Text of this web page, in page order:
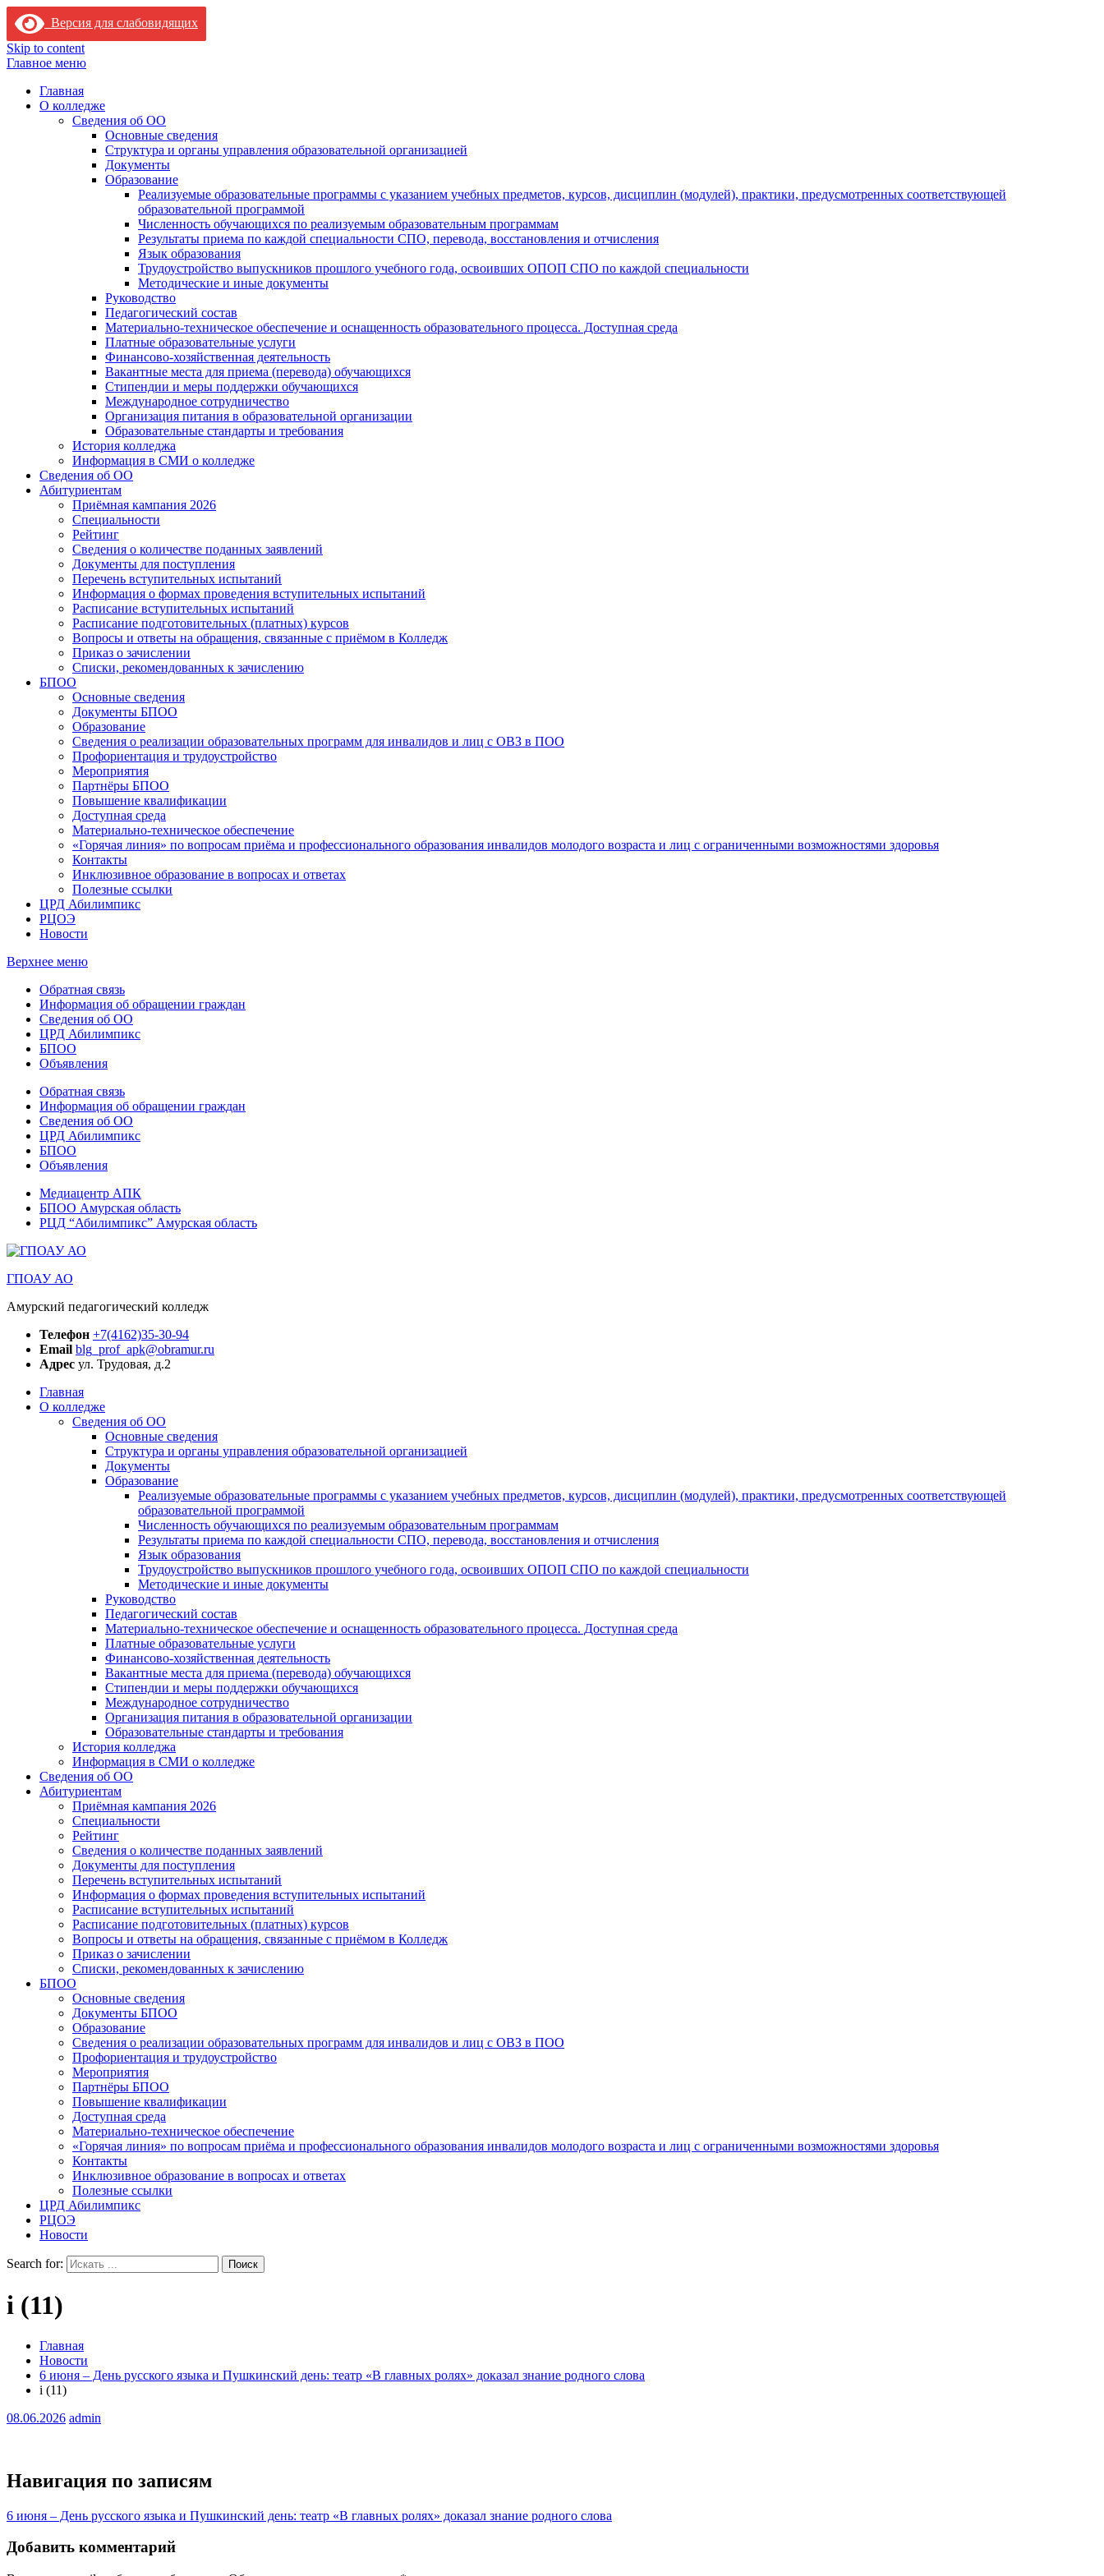
Версия для слабовидящих
Skip to content
Главное меню
Главная
О колледже
Сведения об ОО
Основные сведения
Структура и органы управления образовательной организацией
Документы
Образование
Реализуемые образовательные программы с указанием учебных предметов, курсов, дисциплин (модулей), практики, предусмотренных соответствующей
образовательной программой
Численность обучающихся по реализуемым образовательным программам
Результаты приема по каждой специальности СПО, перевода, восстановления и отчисления
Язык образования
Трудоустройство выпускников прошлого учебного года, освоивших ОПОП СПО по каждой специальности
Методические и иные документы
Руководство
Педагогический состав
Материально-техническое обеспечение и оснащенность образовательного процесса. Доступная среда
Платные образовательные услуги
Финансово-хозяйственная деятельность
Вакантные места для приема (перевода) обучающихся
Стипендии и меры поддержки обучающихся
Международное сотрудничество
Организация питания в образовательной организации
Образовательные стандарты и требования
История колледжа
Информация в СМИ о колледже
Сведения об ОО
Абитуриентам
Приёмная кампания 2026
Специальности
Рейтинг
Сведения о количестве поданных заявлений
Документы для поступления
Перечень вступительных испытаний
Информация о формах проведения вступительных испытаний
Расписание вступительных испытаний
Расписание подготовительных (платных) курсов
Вопросы и ответы на обращения, связанные с приёмом в Колледж
Приказ о зачислении
Списки, рекомендованных к зачислению
БПОО
Основные сведения
Документы БПОО
Образование
Сведения о реализации образовательных программ для инвалидов и лиц с ОВЗ в ПОО
Профориентация и трудоустройство
Мероприятия
Партнёры БПОО
Повышение квалификации
Доступная среда
Материально-техническое обеспечение
«Горячая линия» по вопросам приёма и профессионального образования инвалидов молодого возраста и лиц с ограниченными возможностями здоровья
Контакты
Инклюзивное образование в вопросах и ответах
Полезные ссылки
ЦРД Абилимпикс
РЦОЭ
Новости
Верхнее меню
Обратная связь
Информация об обращении граждан
Сведения об ОО
ЦРД Абилимпикс
БПОО
Объявления
Обратная связь
Информация об обращении граждан
Сведения об ОО
ЦРД Абилимпикс
БПОО
Объявления
Медиацентр АПК
БПОО Амурская область
РЦД “Абилимпикс” Амурская область
ГПОАУ АО
Амурский педагогический колледж
Телефон +7(4162)35-30-94
Email blg_prof_apk@obramur.ru
Адрес ул. Трудовая, д.2
Главная
О колледже
Сведения об ОО
Основные сведения
Структура и органы управления образовательной организацией
Документы
Образование
Реализуемые образовательные программы с указанием учебных предметов, курсов, дисциплин (модулей), практики, предусмотренных соответствующей
образовательной программой
Численность обучающихся по реализуемым образовательным программам
Результаты приема по каждой специальности СПО, перевода, восстановления и отчисления
Язык образования
Трудоустройство выпускников прошлого учебного года, освоивших ОПОП СПО по каждой специальности
Методические и иные документы
Руководство
Педагогический состав
Материально-техническое обеспечение и оснащенность образовательного процесса. Доступная среда
Платные образовательные услуги
Финансово-хозяйственная деятельность
Вакантные места для приема (перевода) обучающихся
Стипендии и меры поддержки обучающихся
Международное сотрудничество
Организация питания в образовательной организации
Образовательные стандарты и требования
История колледжа
Информация в СМИ о колледже
Сведения об ОО
Абитуриентам
Приёмная кампания 2026
Специальности
Рейтинг
Сведения о количестве поданных заявлений
Документы для поступления
Перечень вступительных испытаний
Информация о формах проведения вступительных испытаний
Расписание вступительных испытаний
Расписание подготовительных (платных) курсов
Вопросы и ответы на обращения, связанные с приёмом в Колледж
Приказ о зачислении
Списки, рекомендованных к зачислению
БПОО
Основные сведения
Документы БПОО
Образование
Сведения о реализации образовательных программ для инвалидов и лиц с ОВЗ в ПОО
Профориентация и трудоустройство
Мероприятия
Партнёры БПОО
Повышение квалификации
Доступная среда
Материально-техническое обеспечение
«Горячая линия» по вопросам приёма и профессионального образования инвалидов молодого возраста и лиц с ограниченными возможностями здоровья
Контакты
Инклюзивное образование в вопросах и ответах
Полезные ссылки
ЦРД Абилимпикс
РЦОЭ
Новости
Search for:
i (11)
Главная
Новости
6 июня – День русского языка и Пушкинский день: театр «В главных ролях» доказал знание родного слова
i (11)
08.06.2026 admin
Навигация по записям
6 июня – День русского языка и Пушкинский день: театр «В главных ролях» доказал знание родного слова
Добавить комментарий